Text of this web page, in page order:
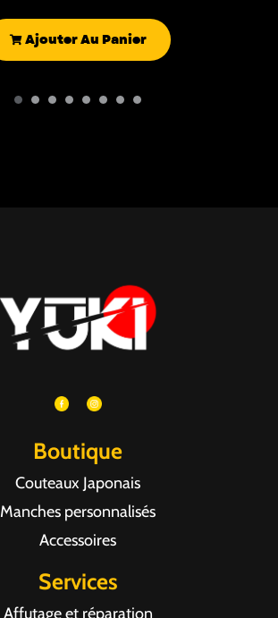
Ajouter Au Panier
Boutique
Couteaux Japonais
Manches personnalisés
Accessoires
Services
Affutage et réparation